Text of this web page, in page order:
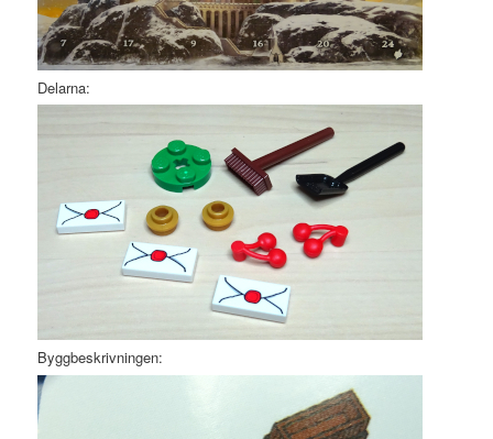
Delarna:
Byggbeskrivningen: